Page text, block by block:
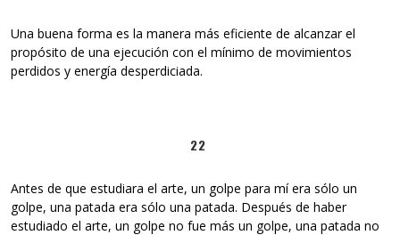
Una buena forma es la manera más eficiente de alcanzar el
propósito de una ejecución con el mínimo de movimientos
perdidos y energía desperdiciada.
22
Antes de que estudiara el arte, un golpe para mí era sólo un
golpe, una patada era sólo una patada. Después de haber
estudiado el arte, un golpe no fue más un golpe, una patada no